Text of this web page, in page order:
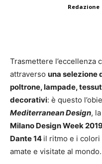
Redazione
Trasmettere l’eccellenza
attraverso una selezione
poltrone, lampade,
decorativi: è questo
Mediterranean Design,
Milano Design Week
Dante 14 il ritmo e i colori
amate e visitate al mondo.